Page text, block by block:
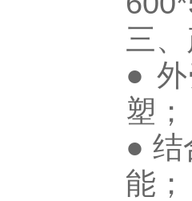
三
●
塑；
●结
能；